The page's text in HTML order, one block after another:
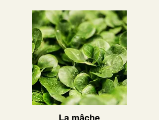
La mâche